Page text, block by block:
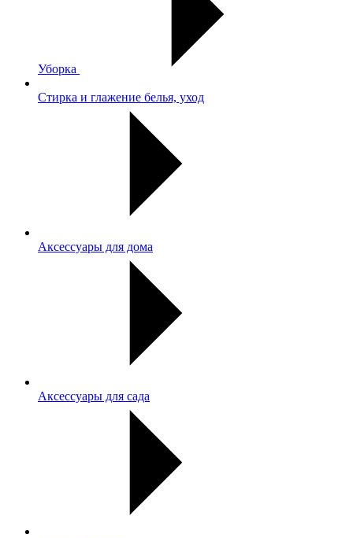
Уборка
Стирка и глажение белья, уход
Аксессуары для дома
Аксессуары для сада